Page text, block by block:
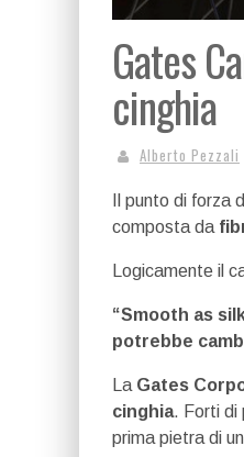
Gates
cinghia
Alberto Pezzali
Il punto di forza
composta da
Logicamente il
“Smooth as
potrebbe
La Gates
cinghia. Forti di
prima pietra di